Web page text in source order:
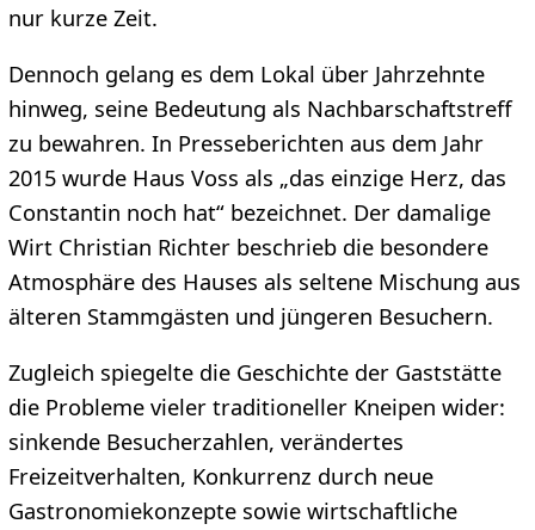
nur kurze Zeit.
Dennoch gelang es dem Lokal über Jahrzehnte
hinweg, seine Bedeutung als Nachbarschaftstreff
zu bewahren. In Presseberichten aus dem Jahr
2015 wurde Haus Voss als „das einzige Herz, das
Constantin noch hat“ bezeichnet. Der damalige
Wirt Christian Richter beschrieb die besondere
Atmosphäre des Hauses als seltene Mischung aus
älteren Stammgästen und jüngeren Besuchern.
Zugleich spiegelte die Geschichte der Gaststätte
die Probleme vieler traditioneller Kneipen wider:
sinkende Besucherzahlen, verändertes
Freizeitverhalten, Konkurrenz durch neue
Gastronomiekonzepte sowie wirtschaftliche